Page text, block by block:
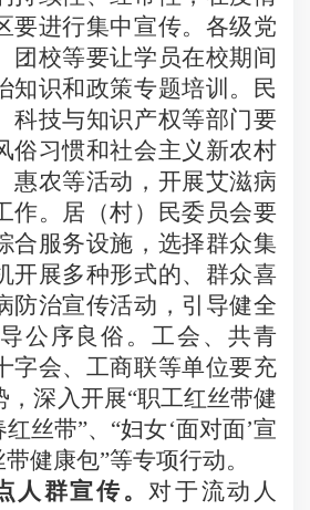
要进行集中宣传。各级党
团校等要让学员在校期间
知识和政策专题培训。民
科技与知识产权等部门要
俗习惯和社会主义新农村
惠农等活动，开展艾滋病
作。居（村）民委员会要
合服务设施，选择群众集
开展多种形式的、群众喜
防治宣传活动，引导健全
公序良俗。工会、共青
字会、工商联等单位要充
，深入开展“职工红丝带健
丝带”、“妇女‘面对面’宣
健康包”等专项行动。
人群宣传。 对于流动人